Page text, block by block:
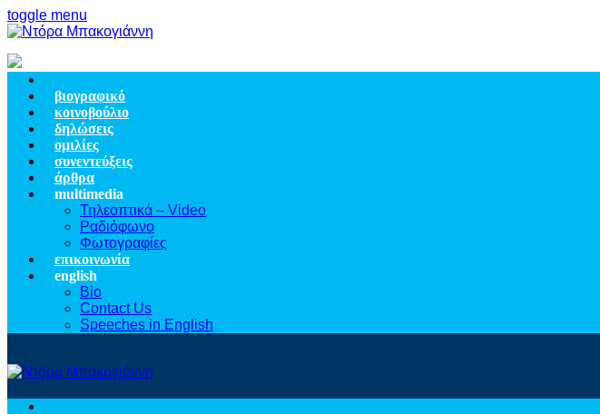
toggle menu
βιογραφικό
κοινοβούλιο
δηλώσεις
ομιλίες
συνεντεύξεις
άρθρα
multimedia
Τηλεοπτικά – Video
Ραδιόφωνο
Φωτογραφίες
επικοινωνία
english
Bio
Contact Us
Speeches in English